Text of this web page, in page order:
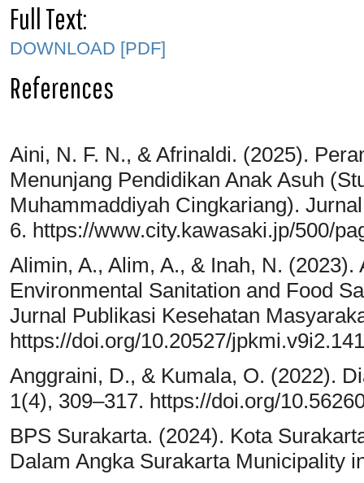
Full Text:
DOWNLOAD [PDF]
References
Aini, N. F. N., & Afrinaldi. (2025).
Menunjang Pendidikan Anak Asuh
Muhammaddiyah Cingkariang).
6. https://www.city.kawasaki.jp/500/
Alimin, A., Alim, A., & Inah, N.
Environmental Sanitation and Food
Jurnal Publikasi Kesehatan
https://doi.org/10.20527/
Anggraini, D., & Kumala, O. (2022).
1(4), 309–317. https://doi.org/
BPS Surakarta. (2024). Kota
Dalam Angka Surakarta Municipality